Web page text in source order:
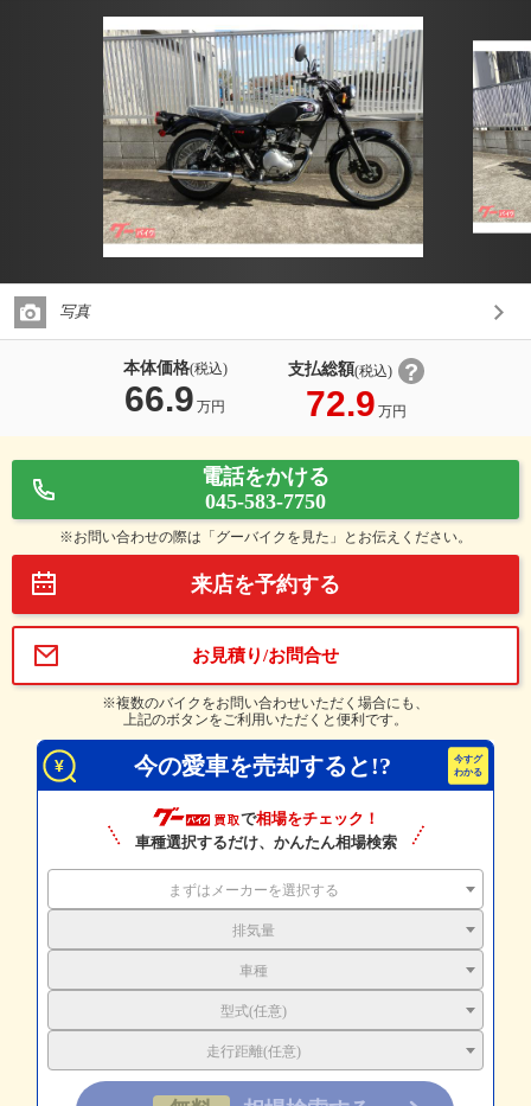
写真
本体価格(税込)
66.9 万円
支払総額(税込)
72.9 万円
電話をかける
045-583-7750
※お問い合わせの際は「グーバイクを見た」とお伝えください。
来店を予約する
お見積り/お問合せ
※複数のバイクをお問い合わせいただく場合にも、
上記のボタンをご利用いただくと便利です。
今の愛車を売却すると!?
で相場をチェック！
車種選択するだけ、かんたん相場検索
まずはメーカーを選択する
排気量
車種
型式(任意)
走行距離(任意)